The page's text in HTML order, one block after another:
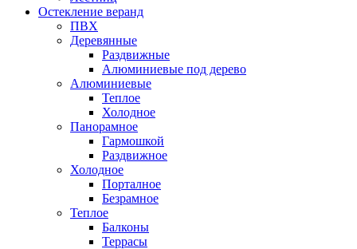
Остекление веранд
ПВХ
Деревянные
Раздвижные
Алюминиевые под дерево
Алюминиевые
Теплое
Холодное
Панорамное
Гармошкой
Раздвижное
Холодное
Порталное
Безрамное
Теплое
Балконы
Террасы